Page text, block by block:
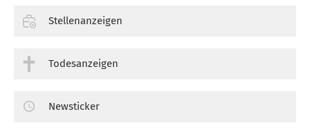
Stellenanzeigen
Todesanzeigen
Newsticker